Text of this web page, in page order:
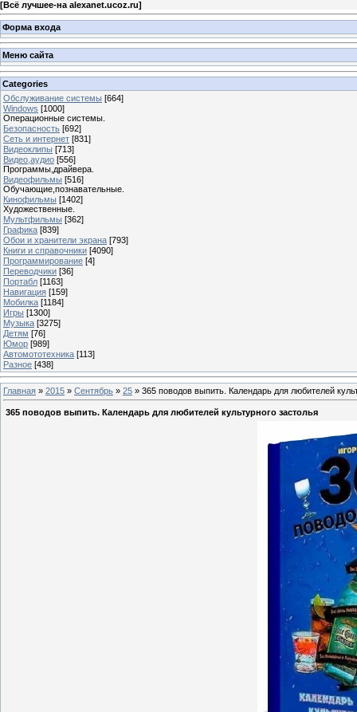
[Всё лучшее-на alexanet.ucoz.ru]
Форма входа
Меню сайта
Categories
Обслуживание системы [664]
Windows [1000]
Операционные системы.
Безопасность [692]
Сеть и интернет [831]
Видеоклипы [713]
Видео,аудио [556]
Программы,драйвера.
Видеофильмы [516]
Обучающие,познавательные.
Кинофильмы [1402]
Художественные.
Мультфильмы [362]
Графика [839]
Обои и хранители экрана [793]
Книги и справочники [4090]
Программирование [4]
Переводчики [36]
Портабл [1163]
Навигация [159]
Мобилка [1184]
Игры [1300]
Музыка [3275]
Детям [76]
Юмор [989]
Автомототехника [113]
Разное [438]
Главная » 2015 » Сентябрь » 25 » 365 поводов выпить. Календарь для любителей
365 поводов выпить. Календарь для любителей культурного застолья